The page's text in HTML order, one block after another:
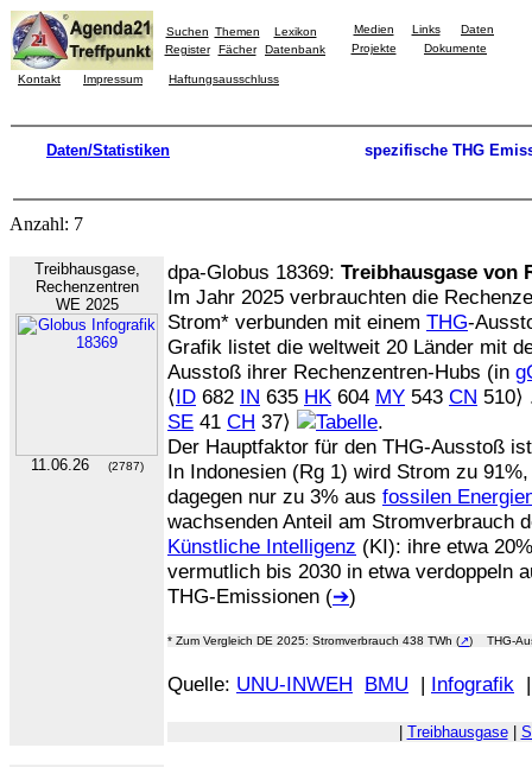
Suchen Themen
Lexikon
Register
Fächer Datenbank
Medien Links
Daten
Projekte
Dokumente
Kontakt Impressum Haftungsausschluss
Daten/Statistiken spezifische THG
Anzahl: 7
Treibhausgase,
Rechenzentren
WE 2025
11.06.26 (2787)
dpa-Globus 18369: Treibhausgase von
Im Jahr 2025 verbrauchten die
Strom* verbunden mit einem THG-
Grafik listet die weltweit 20 Länder mit
Ausstoß ihrer Rechenzentren-Hubs (in
⟨ID 682 IN 635 HK 604 MY 543 CN 510⟩
SE 41 CH 37⟩
.
Der Hauptfaktor für den THG-Ausstoß
In Indonesien (Rg 1) wird Strom zu
dagegen nur zu 3% aus fossilen
wachsenden Anteil am Stromverbrauch
Künstliche Intelligenz (KI): ihre etwa
vermutlich bis 2030 in etwa verdoppeln
THG-Emissionen (➔)
* Zum Vergleich DE 2025: Stromverbrauch 438 TWh (↗) THG-
Quelle: UNU-INWEH BMU | Infografik
Treibhausgase|